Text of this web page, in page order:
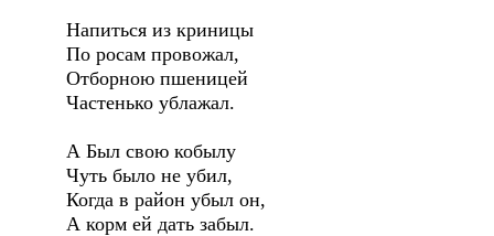
Напиться из криницы
По росам провожал,
Отборною пшеницей
Частенько ублажал.
А Был свою кобылу
Чуть было не убил,
Когда в район убыл он,
А корм ей дать забыл.